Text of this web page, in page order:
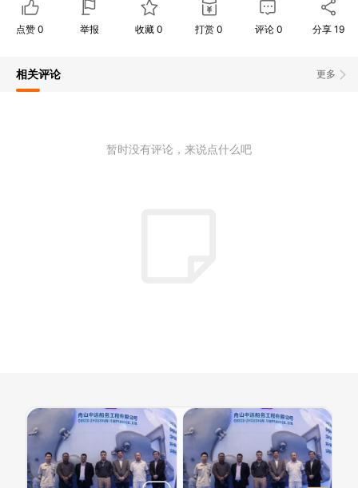
点赞 0 举报 收藏0 打赏 0 评论 0 分享 19
更多
相关评论
暂时没有评论，来说点什么吧